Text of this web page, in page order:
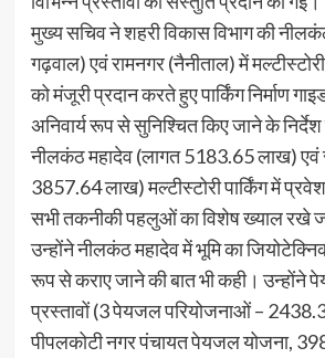
मुख्य सचिव ने शहरी विकास विभाग की
गढ़वाल) एवं रामनगर (नैनीताल) में मल्टीस्टोरी
को मंजूरी प्रदान करते हुए पार्किंग निर्माण
अनिवार्य रूप से सुनिश्चित किए जाने के
नीलकंठ महादेव (लागत 5183.65 लाख) एवं
3857.64 लाख) मल्टीस्टोरी पार्किंग में
सभी तकनीकी पहलुओं का विशेष ख्याल रखे
उन्होंने नीलकंठ महादेव में भूमि का
रूप से कराए जाने की बात भी कही। उन्होंने
प्रस्तावों (3 पेयजल परियोजनाओं –
पीपलकोटी नगर पंचायत पेयजल योजना,